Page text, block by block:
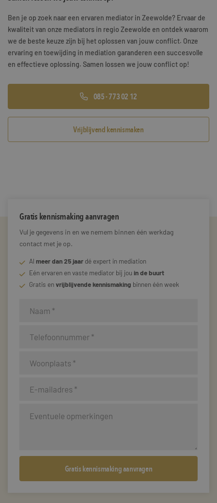
Training & Leiderschap
Referenties
Blogs
Documenten
Ben je op zoek naar een ervaren mediator in Zeewolde? Ervaar de
kwaliteit van onze mediators in regio Zeewolde en ontdek waarom
we de beste keuze zijn bij het oplossen van jouw conflict. Onze
ervaring en toewijding in mediation garanderen een succesvolle
en effectieve oplossing. Samen lossen we jouw conflict op!
085 - 773 02 12
Vrijblijvend kennismaken
Gratis kennismaking aanvragen
Vul je gegevens in en we nemem binnen één werkdag
contact met je op.
Al meer dan 25 jaar dé expert in mediation
Eén ervaren en vaste mediator bij jou in de buurt
Gratis envrijblijvende kennismaking binnen één week